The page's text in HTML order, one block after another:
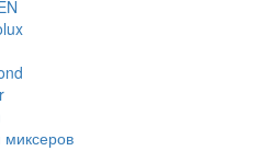
миксеров